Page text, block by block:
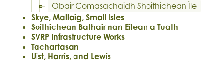
Obair Comasachaidh Shoithichean Ìle
Skye, Mallaig, Small Isles
Soithichean Bathair nan Eilean a Tuath
SVRP Infrastructure Works
Tachartasan
Uist, Harris, and Lewis